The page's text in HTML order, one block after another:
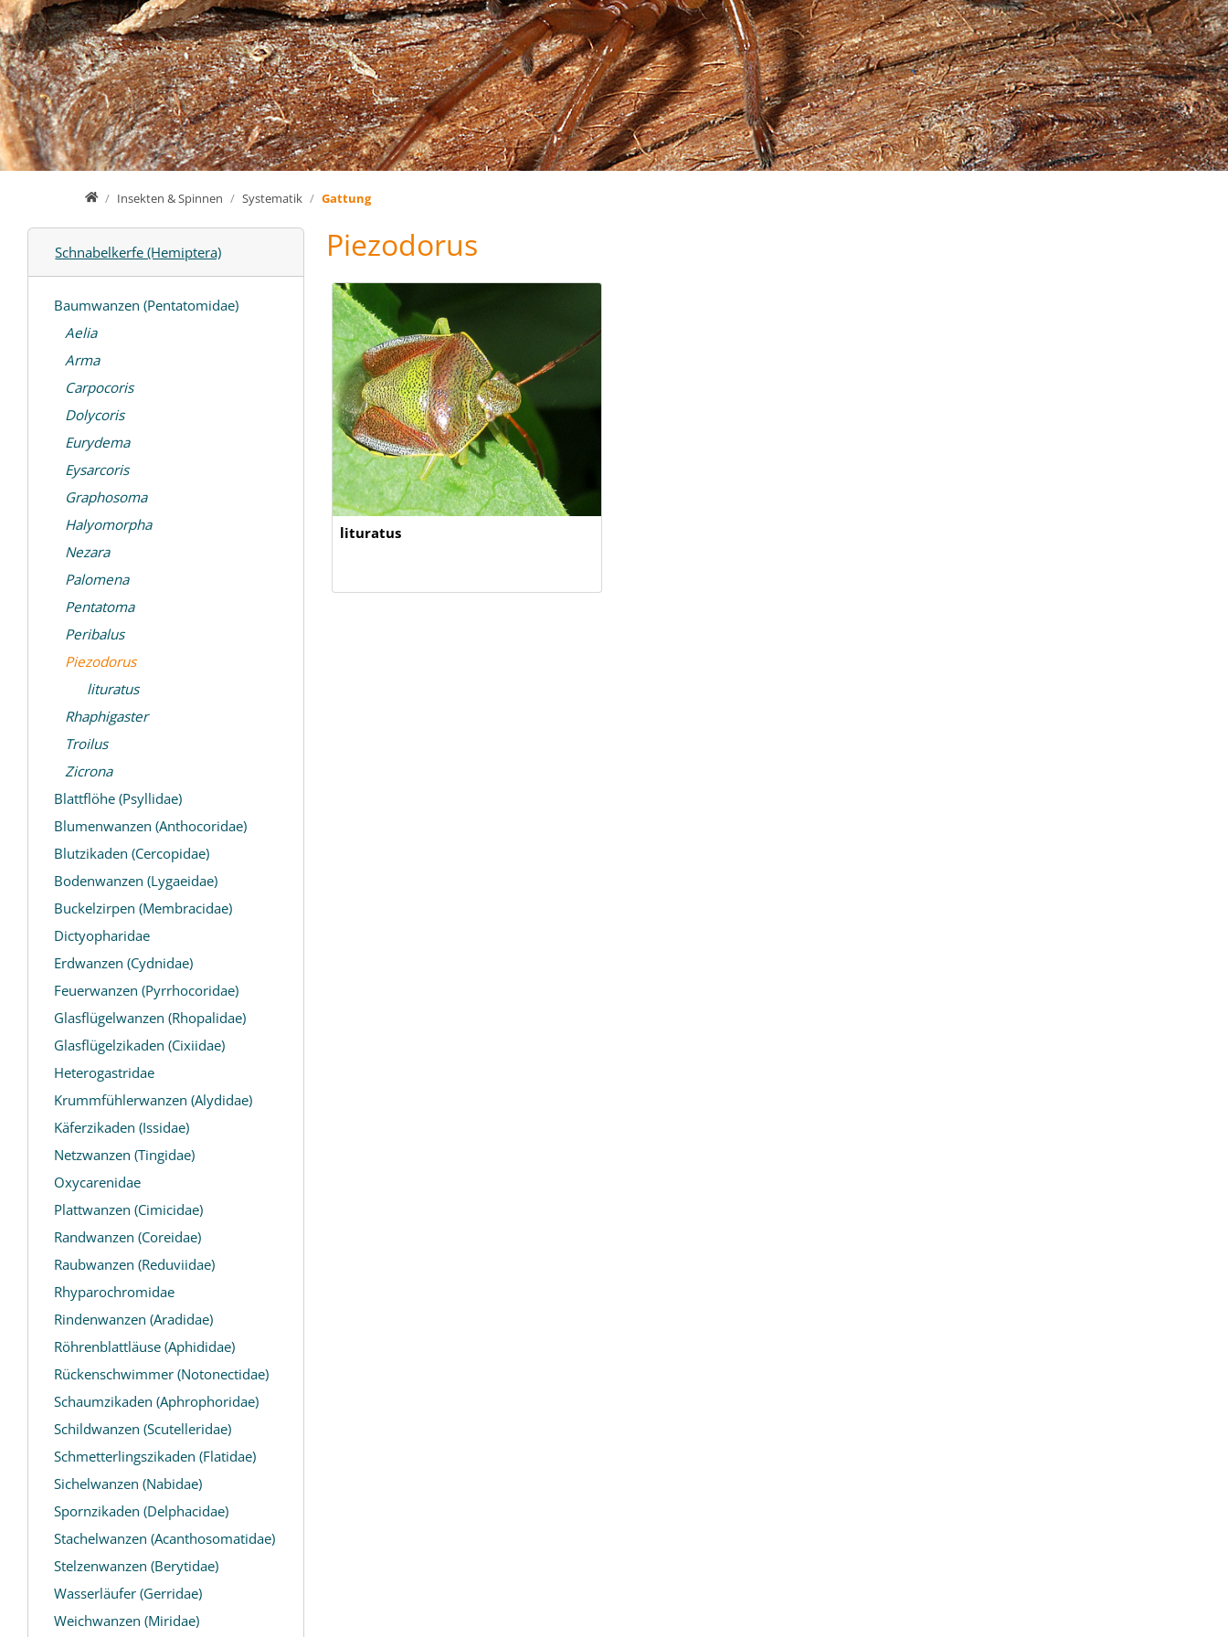
HomeInsekten & Spinnen Systematik Gattung
Piezodorus
lituratus
Schnabelkerfe (Hemiptera)
Baumwanzen (Pentatomidae)
Aelia
Arma
Carpocoris
Dolycoris
Eurydema
Eysarcoris
Graphosoma
Halyomorpha
Nezara
Palomena
Pentatoma
Peribalus
Piezodorus
lituratus
Rhaphigaster
Troilus
Zicrona
Blattflöhe (Psyllidae)
Blumenwanzen (Anthocoridae)
Blutzikaden (Cercopidae)
Bodenwanzen (Lygaeidae)
Buckelzirpen (Membracidae)
Dictyopharidae
Erdwanzen (Cydnidae)
Feuerwanzen (Pyrrhocoridae)
Glasflügelwanzen (Rhopalidae)
Glasflügelzikaden (Cixiidae)
Heterogastridae
Krummfühlerwanzen (Alydidae)
Käferzikaden (Issidae)
Netzwanzen (Tingidae)
Oxycarenidae
Plattwanzen (Cimicidae)
Randwanzen (Coreidae)
Raubwanzen (Reduviidae)
Rhyparochromidae
Rindenwanzen (Aradidae)
Röhrenblattläuse (Aphididae)
Rückenschwimmer (Notonectidae)
Schaumzikaden (Aphrophoridae)
Schildwanzen (Scutelleridae)
Schmetterlingszikaden (Flatidae)
Sichelwanzen (Nabidae)
Spornzikaden (Delphacidae)
Stachelwanzen (Acanthosomatidae)
Stelzenwanzen (Berytidae)
Wasserläufer (Gerridae)
Weichwanzen (Miridae)